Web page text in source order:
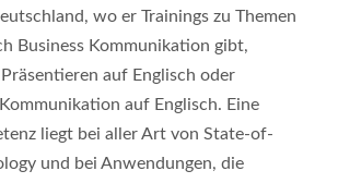
wo er Trainings zu Themen
Business Kommunikation gibt,
auf Englisch oder
auf Englisch. Eine
liegt bei aller Art von State-of-
und bei Anwendungen, die